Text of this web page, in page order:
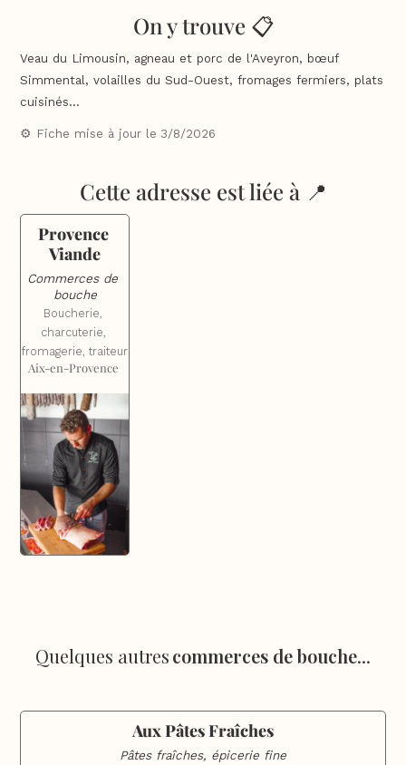
On y trouve 📋
Veau du Limousin, agneau et porc de l'Aveyron, bœuf
Simmental, volailles du Sud-Ouest, fromages fermiers, plats
cuisinés...
⚙️ Fiche mise à jour le 3/8/2026
Cette adresse est liée à 📍
Provence
Viande
Commerces de
bouche
Boucherie,
charcuterie,
fromagerie, traiteur
Aix-en-Provence
Quelques autrescommerces de bouche...
Aux Pâtes Fraîches
Pâtes fraîches, épicerie fine